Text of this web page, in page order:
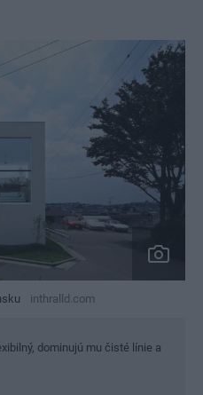
inthralld.com
dominujú mu čisté línie a